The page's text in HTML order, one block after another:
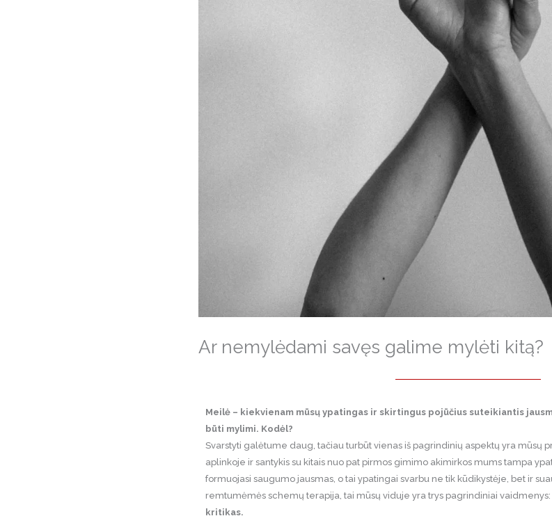
Ar nemylėdami savęs galime mylėti kitą?
Meilė – kiekvienam mūsų ypatingas ir skirtingus pojūčius suteikiantis
būti mylimi. Kodėl?
Svarstyti galėtume daug, tačiau turbūt vienas iš pagrindinių aspektų yra mūsų
aplinkoje ir santykis su kitais nuo pat pirmos gimimo akimirkos mums tampa
formuojasi saugumo jausmas, o tai ypatingai svarbu ne tik kūdikystėje, bet ir
remtumėmės schemų terapija, tai mūsų viduje yra trys pagrindiniai
kritikas.